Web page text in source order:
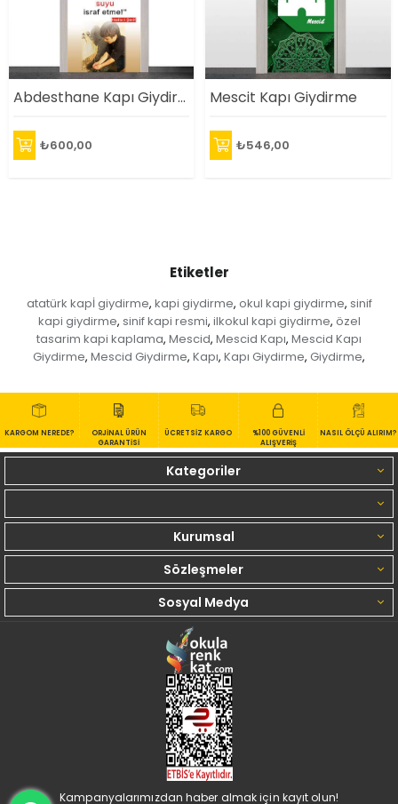
Abdesthane Kapı Giydirme
₺600,00
Mescit Kapı Giydirme
₺546,00
Etiketler
atatürk kapİ giydirme, kapi giydirme, okul kapi giydirme, sinif
kapi giydirme, sinif kapi resmi, ilkokul kapi giydirme, özel
tasarim kapi kaplama, Mescid, Mescid Kapı, Mescid Kapı
Giydirme, Mescid Giydirme, Kapı, Kapı Giydirme, Giydirme,
KARGOM NEREDE?
ORJİNAL ÜRÜN
GARANTİSİ
ÜCRETSİZ KARGO
%100 GÜVENLİ
ALIŞVERİŞ
NASIL ÖLÇÜ ALIRIM?
Kategoriler
Kurumsal
Sözleşmeler
Sosyal Medya
Kampanyalarımızdan haber almak için kayıt olun!